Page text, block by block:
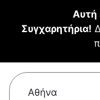
Αυτή
Συγχαρητήρια!
Αθήνα